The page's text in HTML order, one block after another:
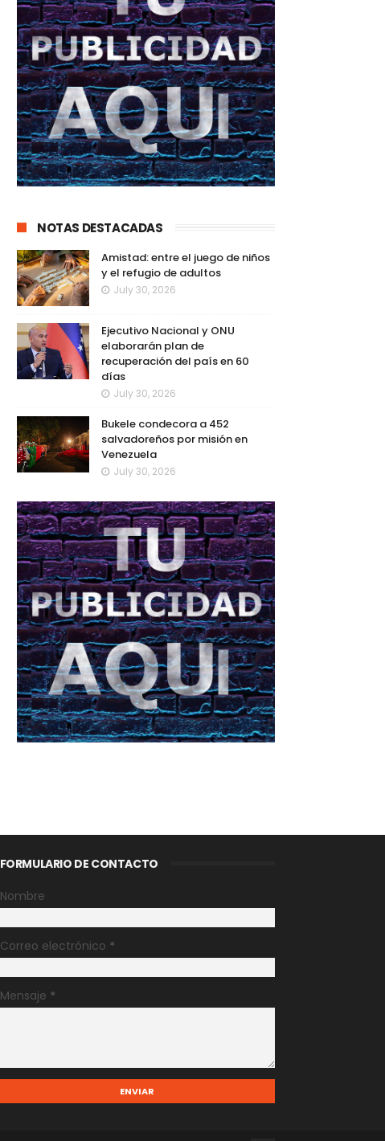
NOTAS DESTACADAS
Amistad: entre el juego de niños
y el refugio de adultos
July 30, 2026
Ejecutivo Nacional y ONU
elaborarán plan de
recuperación del país en 60
días
July 30, 2026
Bukele condecora a 452
salvadoreños por misión en
Venezuela
July 30, 2026
FORMULARIO DE CONTACTO
Nombre
Correo electrónico *
Mensaje *